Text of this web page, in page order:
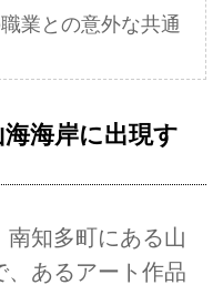
業との意外な共通
海岸に出現す
知多町にある山
、あるアート作品